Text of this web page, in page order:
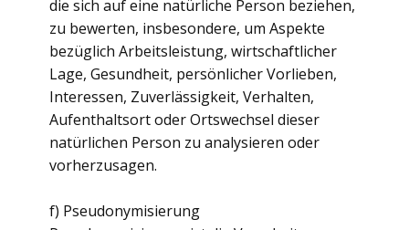
die sich auf eine natürliche Person beziehen,
zu bewerten, insbesondere, um Aspekte
bezüglich Arbeitsleistung, wirtschaftlicher
Lage, Gesundheit, persönlicher Vorlieben,
Interessen, Zuverlässigkeit, Verhalten,
Aufenthaltsort oder Ortswechsel dieser
natürlichen Person zu analysieren oder
vorherzusagen.
f) Pseudonymisierung